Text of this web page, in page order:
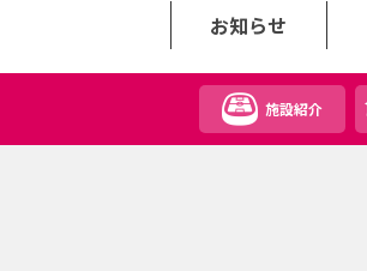
お知らせ
施設紹介